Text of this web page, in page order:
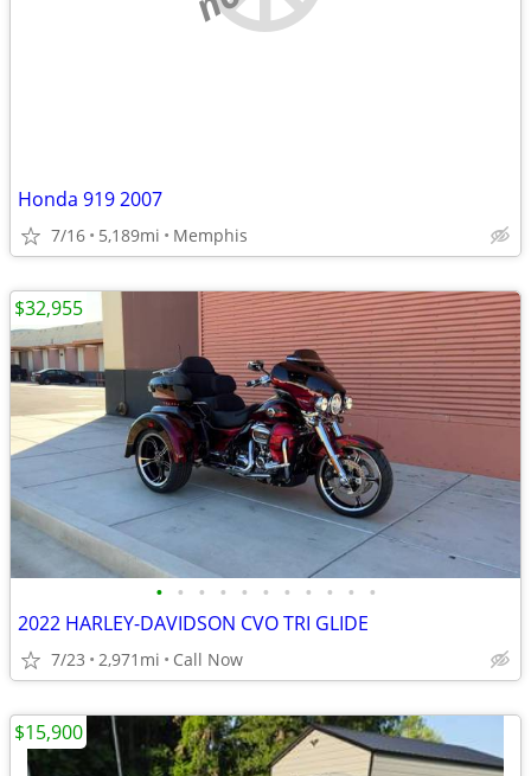
Honda 919 2007
7/16 5,189mi Memphis
• • • • • • • • • • •
2022 HARLEY-DAVIDSON CVO TRI GLIDE
7/23 2,971mi Call Now
$32,955
$15,900